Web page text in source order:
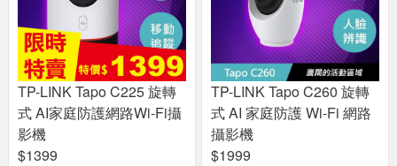
TP-LINK Tapo C225 旋轉
式 AI家庭防護網路Wi-Fi攝
影機
$1399
TP-LINK Tapo C260 旋轉
式 AI 家庭防護 Wi-Fi 網路
攝影機
$1999